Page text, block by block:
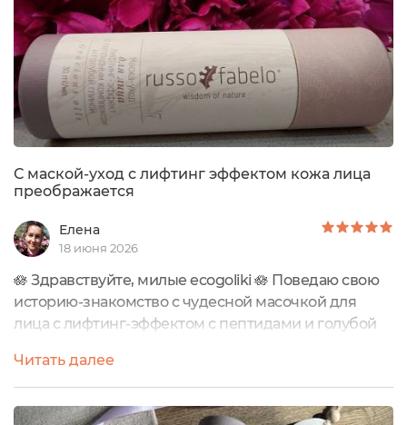
С маской-уход с лифтинг эффектом кожа лица
преображается
Елена
18 июня 2026
🪷 Здравствуйте, милые ecogoliki 🪷 Поведаю свою
историю-знакомство с чудесной масочкой для
лица с лифтинг-эффектом с пептидами и голубой
таки недавно за 40, и теперь я постепенно меняю
все свои средства на антивозрастные. Начала с
сывороток, потом крема. И добралась я до масок
Читать далее